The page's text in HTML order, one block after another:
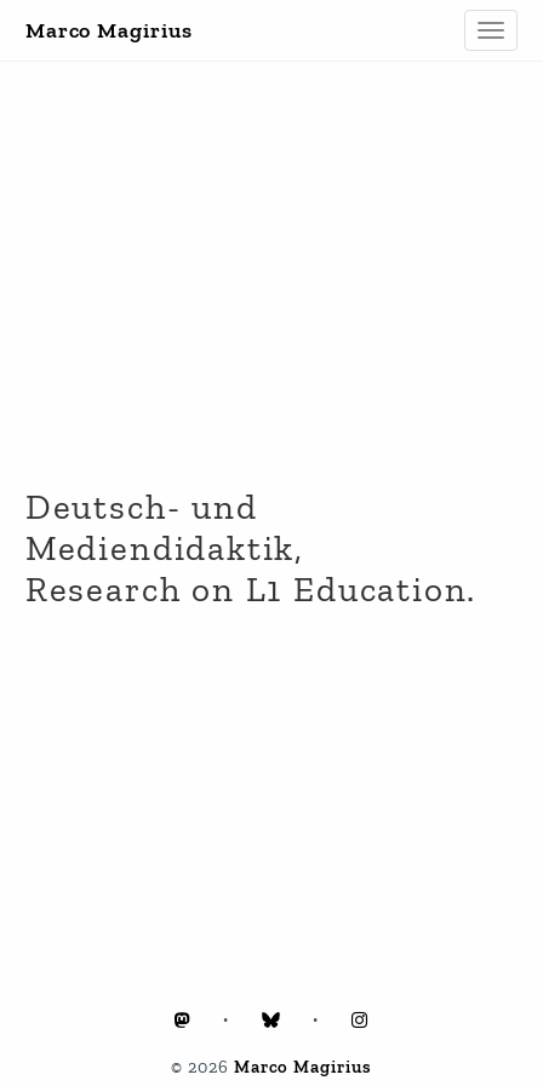
Toggle
Marco Magirius
Deutsch- und
Mediendidaktik,
Research on L1 Education.
• •
© 2026 Marco Magirius